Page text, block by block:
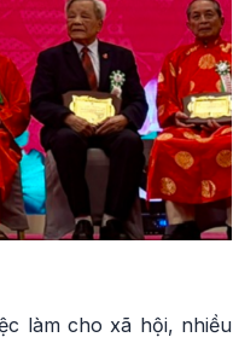
làm cho xã hội, nhiều